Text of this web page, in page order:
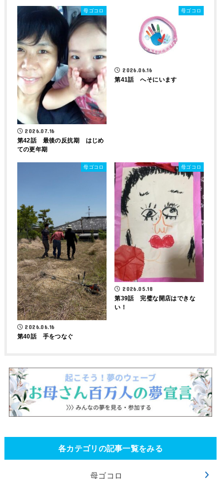
母ゴコロ
2026.07.16
第42話 最後の反抗期 はじめ
ての更年期
母ゴコロ
2026.06.16
第41話 へそにいます
母ゴコロ
2026.06.16
第40話 手をつなぐ
母ゴコロ
2026.05.18
第39話 完璧な開店はできな
い！
各カテゴリの記事一覧をみる
母ゴコロ